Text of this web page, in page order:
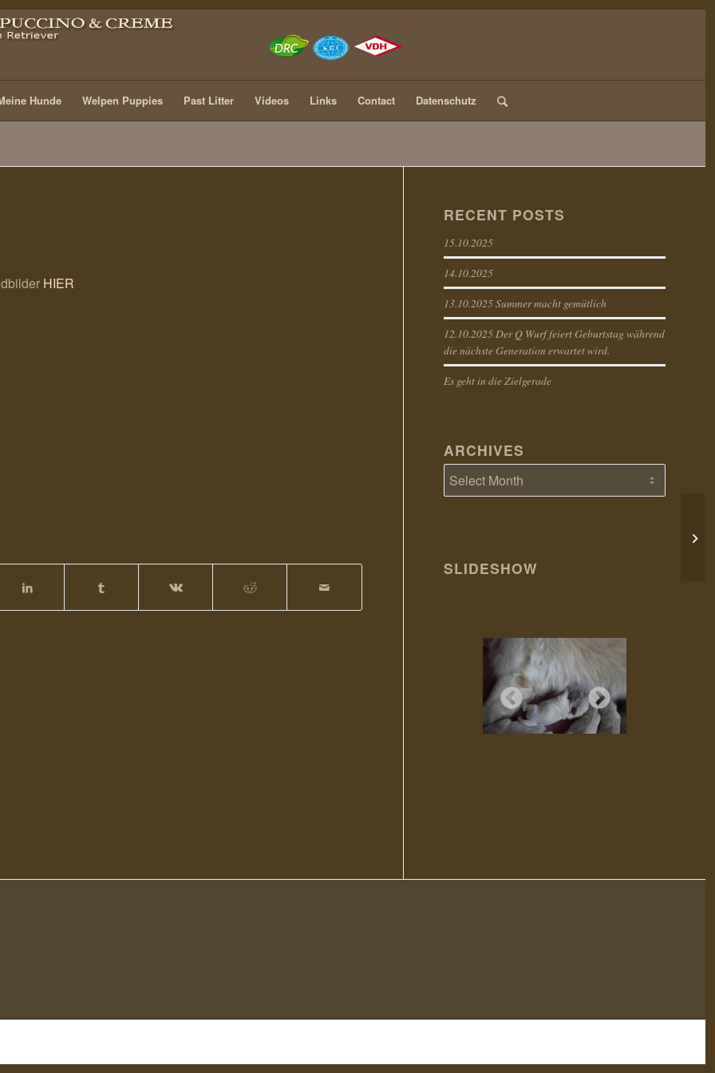
Hunde Welpen Puppies Past Litter Videos Links Contact Datenschutz
HIER
RECENT POSTS
15.10.2025
14.10.2025
13.10.2025 Summer macht gemütlich
12.10.2025 Der Q Wurf feiert Geburtstag während
die nächste Generation erwartet wird.
Es geht in die Zielgerade
ARCHIVES
SLIDESHOW